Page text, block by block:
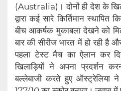
(Australia)। दोनों ही देश के
द्वारा कई‌ सारे किर्तिमान
बीच आकर्षक मुकाबला देखने को
बार की सीरीज भारत में हो रही है
पहला टेस्ट मैच का ऐलान कर
खिलाड़ियों ने अपना प्रदर्शन
बल्लेबाजी करते हुए ऑस्ट्रेलिया